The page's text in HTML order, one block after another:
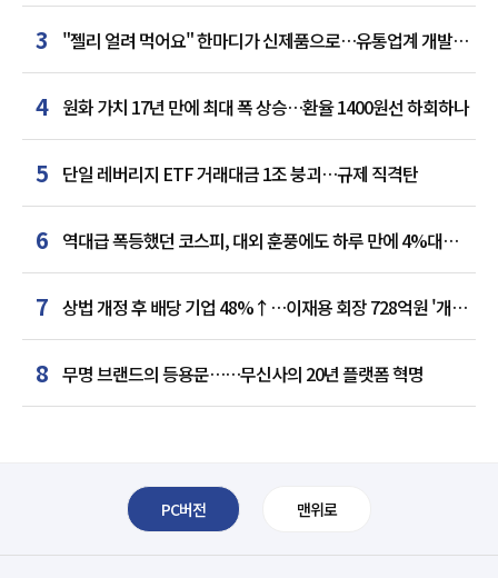
3
"젤리 얼려 먹어요" 한마디가 신제품으로…유통업계 개발실
된 SNS
4 원화 가치 17년 만에 최대 폭 상승…환율 1400원선 하회하나
5 단일 레버리지 ETF 거래대금 1조 붕괴…규제 직격탄
6 역대급 폭등했던 코스피, 대외 훈풍에도 하루 만에 4%대
급락
7 상법 개정 후 배당 기업 48%↑…이재용 회장 728억원 '개인
최다'
8 무명 브랜드의 등용문……무신사의 20년 플랫폼 혁명
PC버전 맨위로